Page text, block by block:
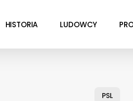
HISTORIA LUDOWCY
PSL